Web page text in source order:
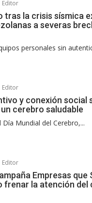
Editor
tras la crisis sísmica
a severas
personales sin
Editor
y conexión social
cerebro saludable
Mundial del Cerebro,...
Editor
Empresas que
frenar la atención del